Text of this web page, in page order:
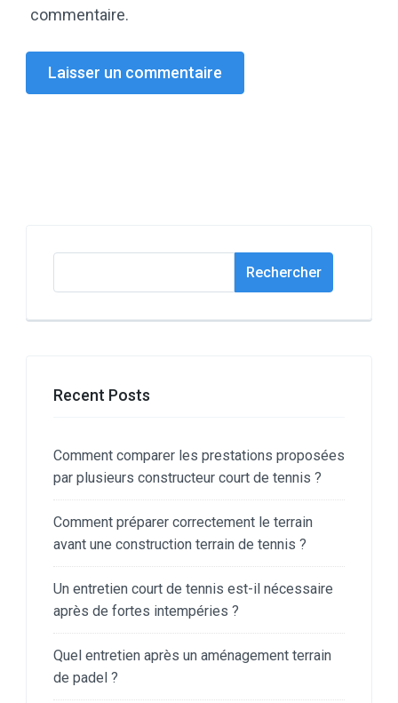
commentaire.
Rechercher
Recent Posts
Comment comparer les prestations proposées
par plusieurs constructeur court de tennis ?
Comment préparer correctement le terrain
avant une construction terrain de tennis ?
Un entretien court de tennis est-il nécessaire
après de fortes intempéries ?
Quel entretien après un aménagement terrain
de padel ?